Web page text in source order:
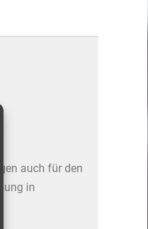
auch für den
in